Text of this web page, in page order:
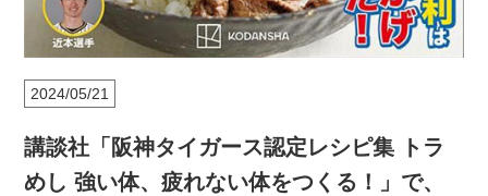
2024/05/21
講談社「阪神タイガース認定レシピ集 トラ
めし 強い体、疲れない体をつくる！」で、